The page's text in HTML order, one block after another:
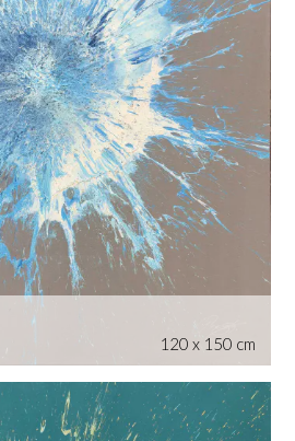
120 x 150 cm